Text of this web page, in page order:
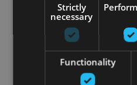
Strictly
necessary
Functionality